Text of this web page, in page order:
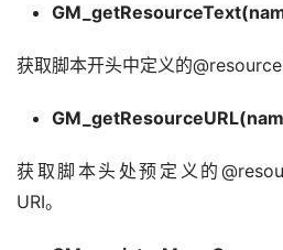
获取脚本开头中定义的
获取脚本头处预定义的
URI。